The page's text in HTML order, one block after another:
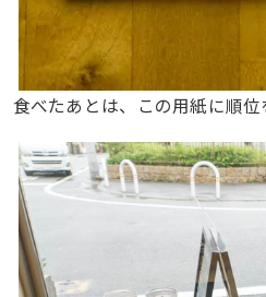
食べたあとは、この用紙に順位